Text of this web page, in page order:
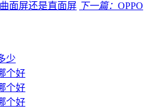
面屏还是直面屏 下一篇： OPPO
少
个好
个好
个好